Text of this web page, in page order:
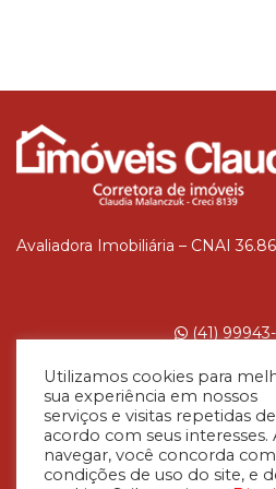
Avaliadora Imobiliária – CNAI
(41)
Rua Zonardy
CEP 81750-380
Utilizamos cookies para
sua experiência em nossos
serviços e visitas repetidas de
acordo com seus interesses.
navegar, você concorda
condições de uso do site, e